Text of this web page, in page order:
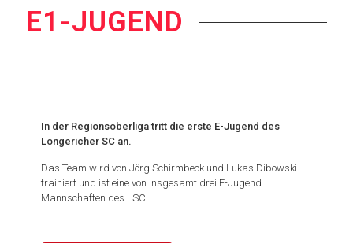
E1-JUGEND
In der Regionsoberliga tritt die erste E-Jugend des
Longericher SC an.
Das Team wird von Jörg Schirmbeck und Lukas Dibowski
trainiert und ist eine von insgesamt drei E-Jugend
Mannschaften des LSC.